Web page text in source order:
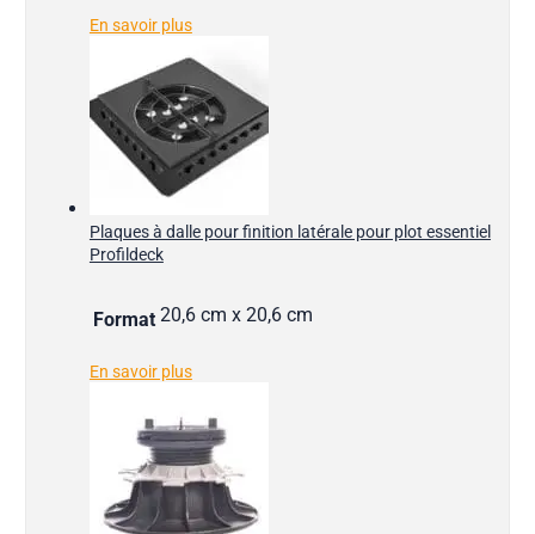
En savoir plus
Plaques à dalle pour finition latérale pour plot essentiel
Profildeck
Format 20,6 cm x 20,6 cm
En savoir plus